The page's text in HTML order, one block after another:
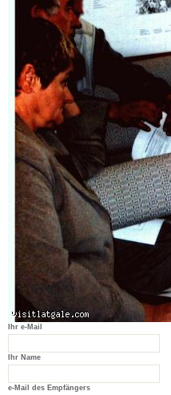
Ihr e-Mail
Ihr Name
e-Mail des Empfängers